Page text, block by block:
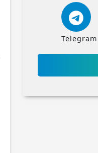
Telegram